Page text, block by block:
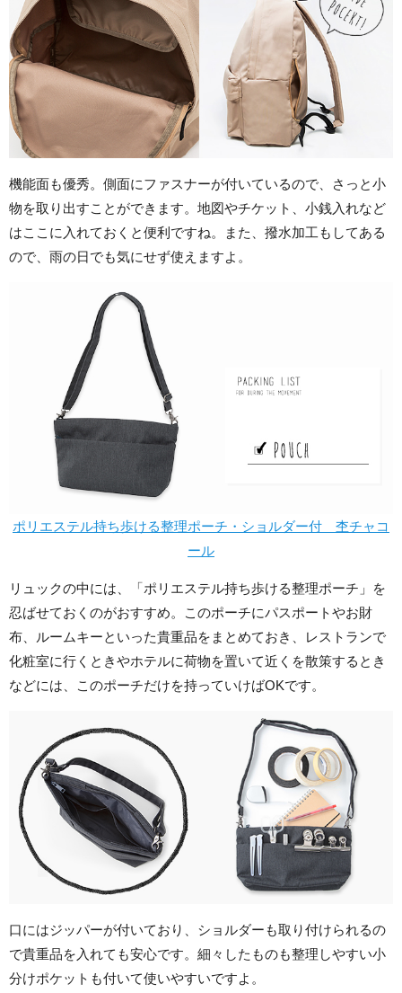
機能面も優秀。側面にファスナーが付いているので、さっと小
物を取り出すことができます。地図やチケット、小銭入れなど
はここに入れておくと便利ですね。また、撥水加工もしてある
ので、雨の日でも気にせず使えますよ。
ポリエステル持ち歩ける整理ポーチ・ショルダー付 杢チャコ
ール
リュックの中には、「ポリエステル持ち歩ける整理ポーチ」を
忍ばせておくのがおすすめ。このポーチにパスポートやお財
布、ルームキーといった貴重品をまとめておき、レストランで
化粧室に行くときやホテルに荷物を置いて近くを散策するとき
などには、このポーチだけを持っていけばOKです。
口にはジッパーが付いており、ショルダーも取り付けられるの
で貴重品を入れても安心です。細々したものも整理しやすい小
分けポケットも付いて使いやすいですよ。